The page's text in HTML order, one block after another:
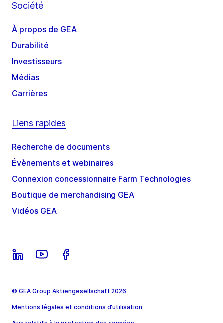
Société
À propos de GEA
Durabilité
Investisseurs
Médias
Carrières
Liens rapides
Recherche de documents
Évènements et webinaires
Connexion concessionnaire Farm Technologies
Boutique de merchandising GEA
Vidéos GEA
© GEA Group Aktiengesellschaft 2026
Mentions légales et conditions d'utilisation